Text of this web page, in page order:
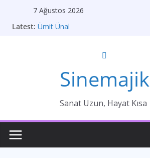
7 Ağustos 2026
Latest: Ümit Ünal
Kırık Bir Aşk Hikayesi
Sinemajik
Sanat Uzun, Hayat Kısa